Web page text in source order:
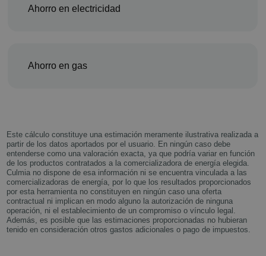
Ahorro en electricidad
Ahorro en gas
Este cálculo constituye una estimación meramente ilustrativa realizada a
partir de los datos aportados por el usuario. En ningún caso debe
entenderse como una valoración exacta, ya que podría variar en función
de los productos contratados a la comercializadora de energía elegida.
Culmia no dispone de esa información ni se encuentra vinculada a las
comercializadoras de energía, por lo que los resultados proporcionados
por esta herramienta no constituyen en ningún caso una oferta
contractual ni implican en modo alguno la autorización de ninguna
operación, ni el establecimiento de un compromiso o vínculo legal.
Además, es posible que las estimaciones proporcionadas no hubieran
tenido en consideración otros gastos adicionales o pago de impuestos.